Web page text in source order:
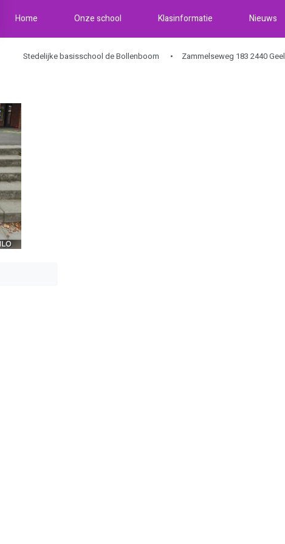
Home Onze school Klasinformatie Nieuws
Stedelijke basisschool de Bollenboom Zammelseweg 183 2440 Geel